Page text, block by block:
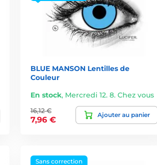
BLUE MANSON Lentilles de
Couleur
En stock, Mercredi 12. 8. Chez vous
16,12 €
7,96 €
Ajouter au panier
Sans correction